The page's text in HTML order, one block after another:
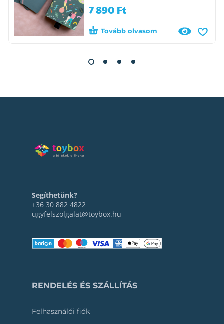
7 890 Ft
Tovább olvasom
Segíthetünk?
+36 30 882 4822
ugyfelszolgalat@toybox.hu
RENDELÉS ÉS SZÁLLÍTÁS
Felhasználói fiók